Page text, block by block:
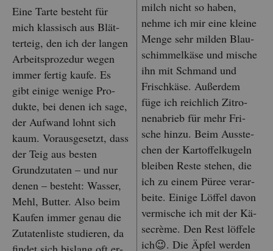
Eine Tarte be­steht für
mich klas­sisch aus Blät­
ter­teig, den ich der lan­gen
Ar­beits­pro­ze­dur wegen
immer fer­tig kaufe. Es
gibt ei­ni­ge we­ni­ge Pro­
duk­te, bei denen ich sage,
der Auf­wand lohnt sich
kaum. Vor­aus­ge­setzt, dass
der Teig aus bes­ten
Grund­zu­ta­ten – und nur
denen – be­steht: Was­ser,
Mehl, But­ter. Also beim
Kau­fen immer genau die
Zu­ta­ten­lis­te stu­die­ren, da
milch nicht so haben,
nehme ich mir eine klei­ne
Menge sehr mil­den Blau­
schim­mel­kä­se und mi­sche
ihn mit Schmand und
Frisch­kä­se. Au­ßer­dem
füge ich reich­lich Zi­tro­
nen­ab­rieb für mehr Fri­
sche hinzu. Beim Aus­ste­
chen der Kar­tof­fel­ku­geln
blei­ben Reste ste­hen, die
ich zu einem Püree ver­ar­
bei­te. Ei­ni­ge Löf­fel davon
ver­mi­sche ich mit der Kä­
se­crè­me. Den Rest löf­fe­le
ich😉. Die Äpfel wer­den